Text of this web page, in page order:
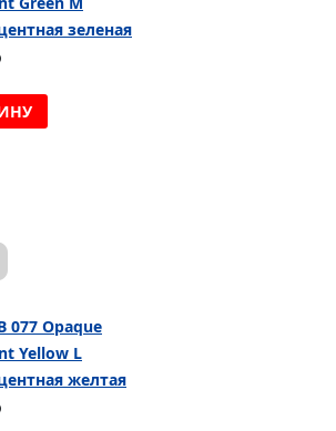
зеленая
077 Opaque
Yellow L
желтая